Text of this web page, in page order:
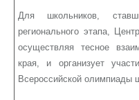
Для школьников,
регионального этапа,
осуществляя тесное
края, и организует
Всероссийской олимпиады